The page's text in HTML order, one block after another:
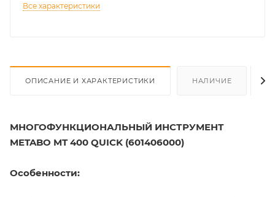
Все характеристики
ОПИСАНИЕ И ХАРАКТЕРИСТИКИ НАЛИЧИЕ
МНОГОФУНКЦИОНАЛЬНЫЙ ИНСТРУМЕНТ
METABO MT 400 QUICK (601406000)
Особенности: